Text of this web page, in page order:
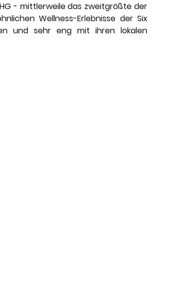
- mittlerweile das zweitgrößte der
Wellness-Erlebnisse der Six
und sehr eng mit ihren lokalen